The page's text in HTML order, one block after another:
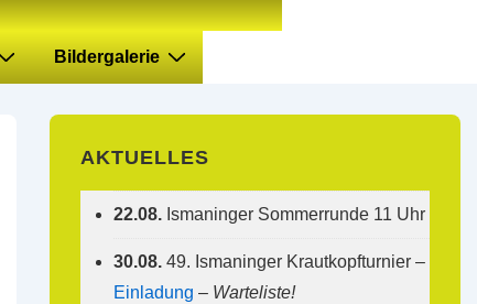
Bildergalerie
AKTUELLES
22.08. Ismaninger Sommerrunde 11 Uhr
30.08. 49. Ismaninger Krautkopfturnier –
Einladung – Warteliste!